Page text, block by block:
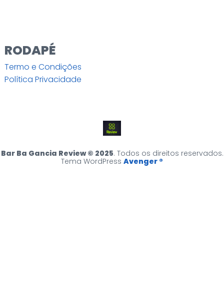
RODAPÉ
Termo e Condições
Política Privacidade
Bar Ba Gancia Review © 2025. Todos os direitos reservados.
Tema WordPress Avenger ®